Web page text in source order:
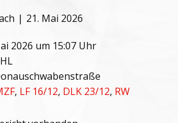
21. Mai 2026
2026 um 15:07 Uhr
, LF 16/12, DLK 23/12, RW